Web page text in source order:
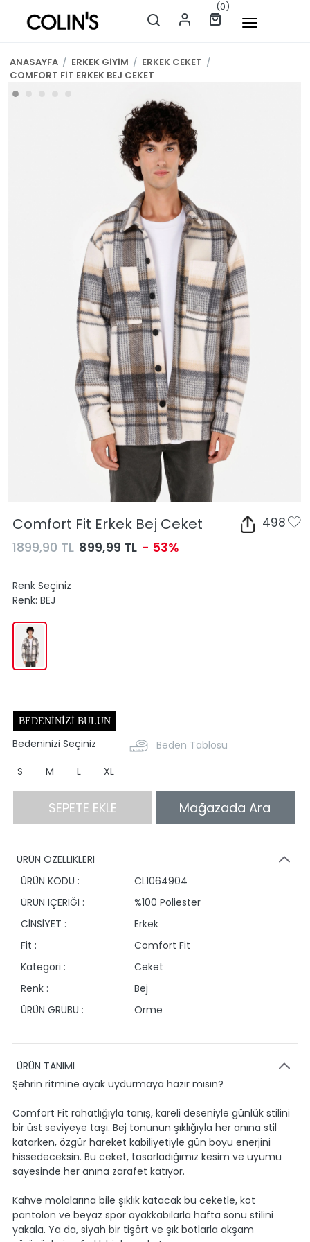
(0)
ANASAYFA / ERKEK GİYİM / ERKEK CEKET /
COMFORT FİT ERKEK BEJ CEKET
Comfort Fit Erkek Bej Ceket 498
1899,90 TL 899,99 TL - 53%
Renk Seçiniz
Renk: BEJ
BEDENINIZI BULUN
Bedeninizi Seçiniz
Beden Tablosu
S
M L XL
SEPETE EKLE Mağazada Ara
ÜRÜN ÖZELLİKLERİ
ÜRÜN KODU :
CL1064904
ÜRÜN İÇERİĞİ :
%100 Poliester
CİNSİYET :
Erkek
Fit :
Comfort Fit
Kategori :
Ceket
Renk :
Bej
ÜRÜN GRUBU :
Orme
ÜRÜN TANIMI
Şehrin ritmine ayak uydurmaya hazır mısın?
Comfort Fit rahatlığıyla tanış, kareli deseniyle günlük stilini
bir üst seviyeye taşı. Bej tonunun şıklığıyla her anına stil
katarken, özgür hareket kabiliyetiyle gün boyu enerjini
hissedeceksin. Bu ceket, tasarladığımız kesim ve uyumu
sayesinde her anına zarafet katıyor.
Kahve molalarına bile şıklık katacak bu ceketle, kot
pantolon ve beyaz spor ayakkabılarla hafta sonu stilini
yakala. Ya da, siyah bir tişört ve şık botlarla akşam